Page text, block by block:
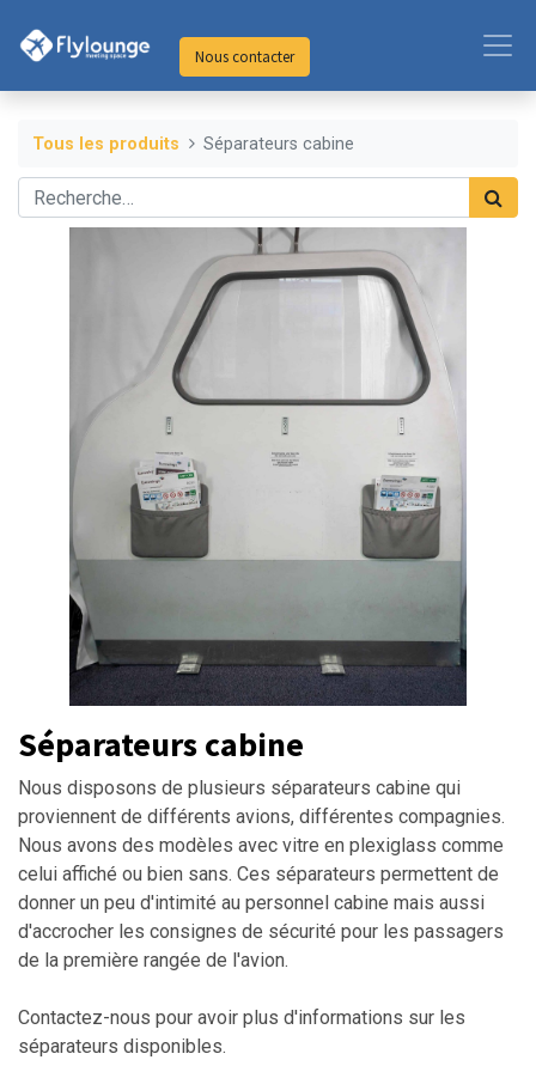
Nous contacter
Tous les produits Séparateurs cabine
Séparateurs cabine
Nous disposons de plusieurs séparateurs cabine qui
proviennent de différents avions, différentes compagnies.
Nous avons des modèles avec vitre en plexiglass comme
celui affiché ou bien sans. Ces séparateurs permettent de
donner un peu d'intimité au personnel cabine mais aussi
d'accrocher les consignes de sécurité pour les passagers
de la première rangée de l'avion.
Contactez-nous pour avoir plus d'informations sur les
séparateurs disponibles.